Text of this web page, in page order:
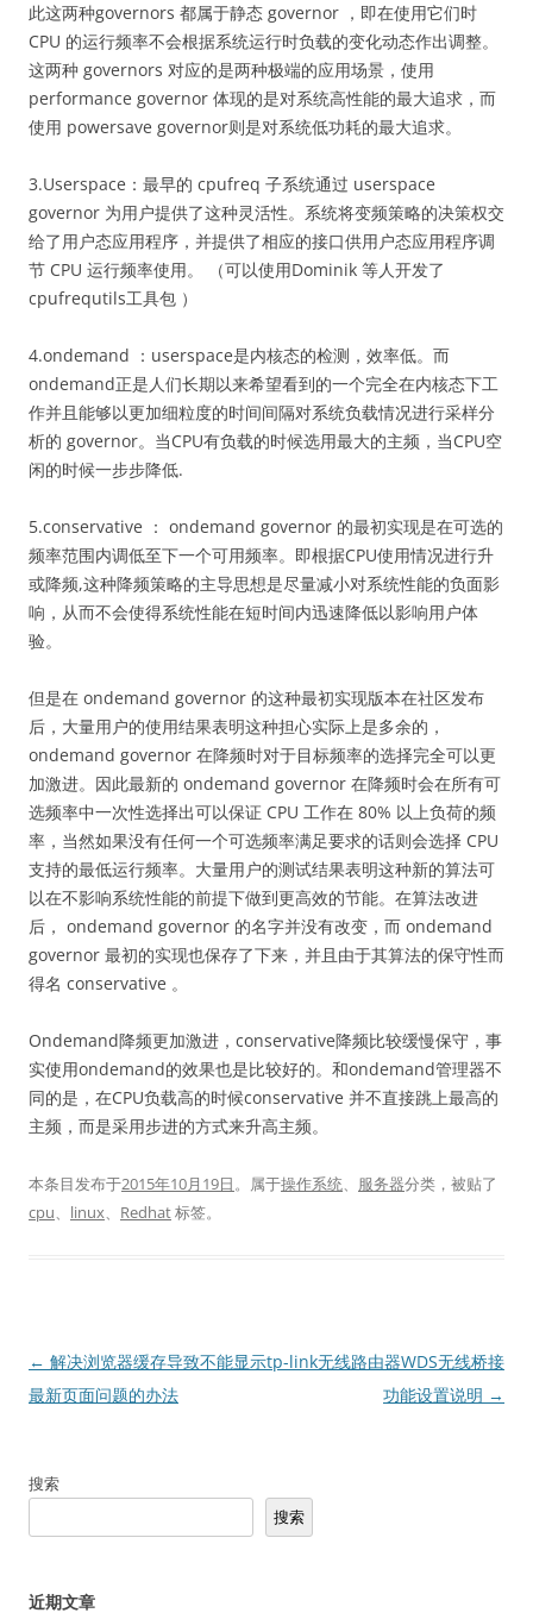
此这两种governors 都属于静态 governor ，即在使用它们时
CPU 的运行频率不会根据系统运行时负载的变化动态作出调整。
这两种 governors 对应的是两种极端的应用场景，使用
performance governor 体现的是对系统高性能的最大追求，而
使用 powersave governor则是对系统低功耗的最大追求。
3.Userspace：最早的 cpufreq 子系统通过 userspace
governor 为用户提供了这种灵活性。系统将变频策略的决策权交
给了用户态应用程序，并提供了相应的接口供用户态应用程序调
节 CPU 运行频率使用。 （可以使用Dominik 等人开发了
cpufrequtils工具包 ）
4.ondemand ：userspace是内核态的检测，效率低。而
ondemand正是人们长期以来希望看到的一个完全在内核态下工
作并且能够以更加细粒度的时间间隔对系统负载情况进行采样分
析的 governor。当CPU有负载的时候选用最大的主频，当CPU空
闲的时候一步步降低.
5.conservative ： ondemand governor 的最初实现是在可选的
频率范围内调低至下一个可用频率。即根据CPU使用情况进行升
或降频,这种降频策略的主导思想是尽量减小对系统性能的负面影
响，从而不会使得系统性能在短时间内迅速降低以影响用户体
验。
但是在 ondemand governor 的这种最初实现版本在社区发布
后，大量用户的使用结果表明这种担心实际上是多余的，
ondemand governor 在降频时对于目标频率的选择完全可以更
加激进。因此最新的 ondemand governor 在降频时会在所有可
选频率中一次性选择出可以保证 CPU 工作在 80% 以上负荷的频
率，当然如果没有任何一个可选频率满足要求的话则会选择 CPU
支持的最低运行频率。大量用户的测试结果表明这种新的算法可
以在不影响系统性能的前提下做到更高效的节能。在算法改进
后， ondemand governor 的名字并没有改变，而 ondemand
governor 最初的实现也保存了下来，并且由于其算法的保守性而
得名 conservative 。
Ondemand降频更加激进，conservative降频比较缓慢保守，事
实使用ondemand的效果也是比较好的。和ondemand管理器不
同的是，在CPU负载高的时候conservative 并不直接跳上最高的
主频，而是采用步进的方式来升高主频。
本条目发布于2015年10月19日。属于操作系统、 服务器分类，被贴了
cpu、 linux、 Redhat标签。
文
章
← 解决浏览器缓存导致不能显示
最新页面问题的办法
tp-link无线路由器WDS无线桥接
功能设置说明 →
搜索
搜索
近期文章